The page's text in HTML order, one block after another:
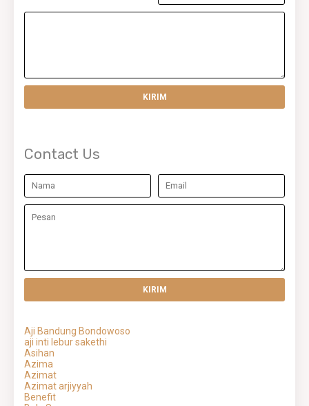
Contact Us
Aji Bandung Bondowoso
aji inti lebur sakethi
Asihan
Azima
Azimat
Azimat arjiyyah
Benefit